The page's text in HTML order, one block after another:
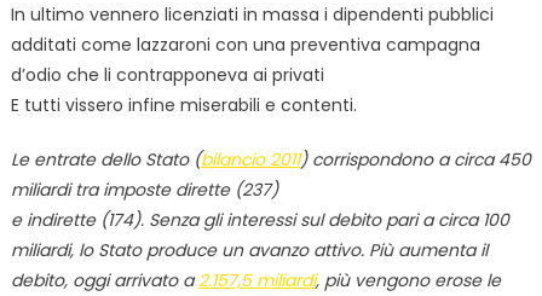
In ultimo vennero licenziati in massa i dipendenti pubblici
additati come lazzaroni con una preventiva campagna
d’odio che li contrapponeva ai privati
E tutti vissero infine miserabili e contenti.
Le entrate dello Stato (bilancio 2011) corrispondono a circa 450
miliardi tra imposte dirette (237)
e indirette (174). Senza gli interessi sul debito pari a circa 100
miliardi, lo Stato produce un avanzo attivo. Più aumenta il
debito, oggi arrivato a2.157,5 miliardi, più vengono erose le